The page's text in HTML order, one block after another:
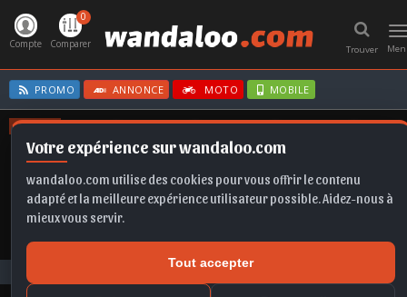
Votre expérience sur wandaloo.com
wandaloo.com utilise des cookies pour vous offrir le contenu
adapté et la meilleure expérience utilisateur possible. Aidez-nous à
mieux vous servir.
Tout accepter
Trouver
Compte
0
Comparer
PROMO ANNONCE MOTO MOBILE
OFFRES
T-ROC